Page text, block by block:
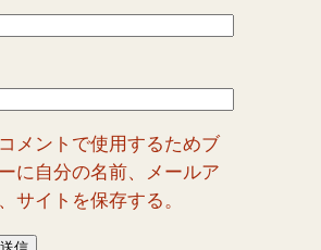
メントで使用するためブ
に自分の名前、メールア
サイトを保存する。